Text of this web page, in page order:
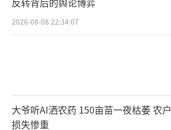
2026-08-08 22:34:07
大爷听AI洒农药 150亩苗一夜枯萎 农户
损失惨重